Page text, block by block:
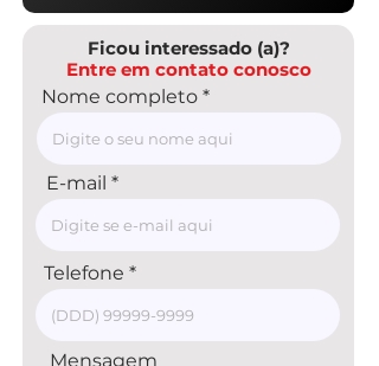
Ficou interessado (a)?
Entre em contato conosco
Nome completo
E-mail
Telefone
Mensagem